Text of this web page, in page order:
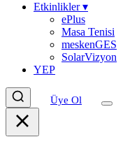
Etkinlikler▾
ePlus
Masa Tenisi
meskenGES
SolarVizyon
YEP
Üye Ol